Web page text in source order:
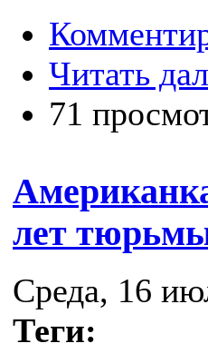
Читать
71
лет
Среда, 16
Теги: